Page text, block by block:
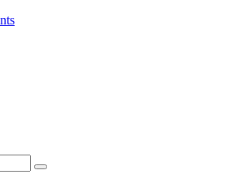
Rechercher